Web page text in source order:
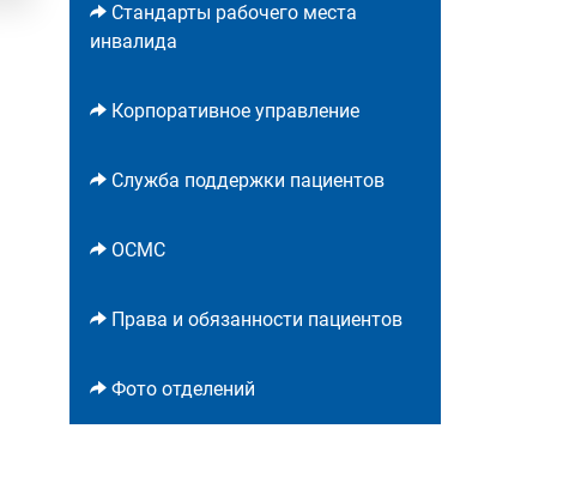
Стандарты рабочего места
инвалида
Корпоративное управление
Служба поддержки пациентов
ОСМС
Права и обязанности пациентов
Фото отделений